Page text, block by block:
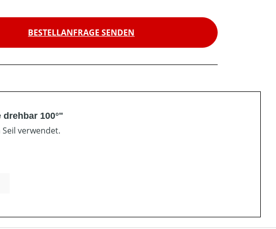
BESTELLANFRAGE SENDEN
100°"
verwendet.